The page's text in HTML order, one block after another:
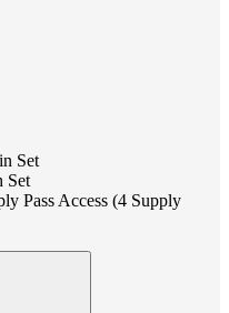
Set
Set
Pass Access (4 Supply